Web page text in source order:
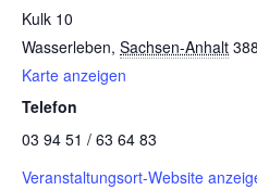
Kulk 10
Wasserleben, Sachsen-Anhalt
Karte anzeigen
Telefon
03 94 51 / 63 64 83
Veranstaltungsort-Website